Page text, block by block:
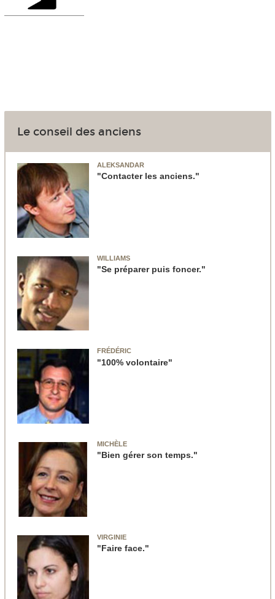
Le conseil des anciens
ALEKSANDAR
"Contacter les anciens."
WILLIAMS
"Se préparer puis foncer."
FRÉDÉRIC
"100% volontaire"
MICHÈLE
"Bien gérer son temps."
VIRGINIE
"Faire face."